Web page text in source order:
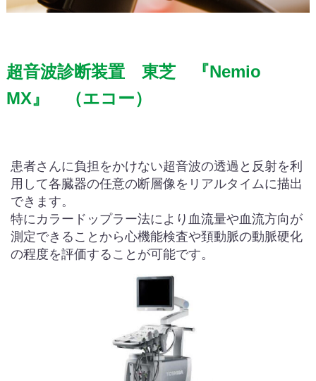
超音波診断装置 東芝 『Nemio
MX』 （エコー）
患者さんに負担をかけない超音波の透過と反射を利
用して各臓器の任意の断層像をリアルタイムに描出
できます。
特にカラードップラー法により血流量や血流方向が
測定できることから心機能検査や頚動脈の動脈硬化
の程度を評価することが可能です。